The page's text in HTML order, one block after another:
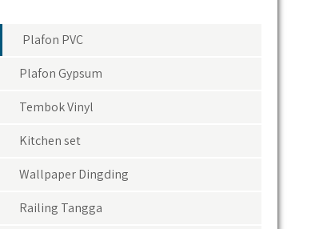
Plafon PVC
Plafon Gypsum
Tembok Vinyl
Kitchen set
Wallpaper Dingding
Railing Tangga